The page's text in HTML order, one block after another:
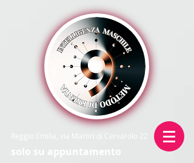
Reggio Emilia, via Martiri di Cervarolo 22
solo su appuntamento